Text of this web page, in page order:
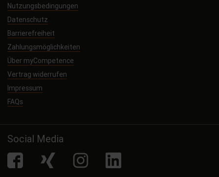
Nutzungsbedingungen
Datenschutz
Barrierefreiheit
Zahlungsmöglichkeiten
Über myCompetence
Vertrag widerrufen
Impressum
FAQs
Social Media
facebook Xing Instagram LinkedIn